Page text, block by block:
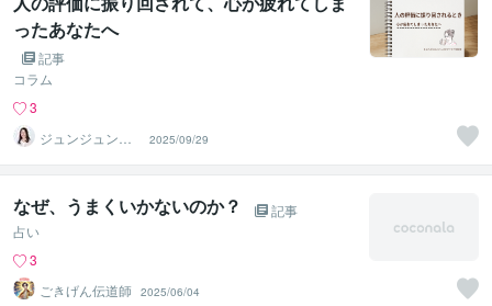
ったあなたへ
記事
コラム
3
ジュンジュン｜
職場の人間関係
専門家
2025/09/29
なぜ、うまくいかないのか？
記事
占い
3
ごきげん伝道師 2025/06/04